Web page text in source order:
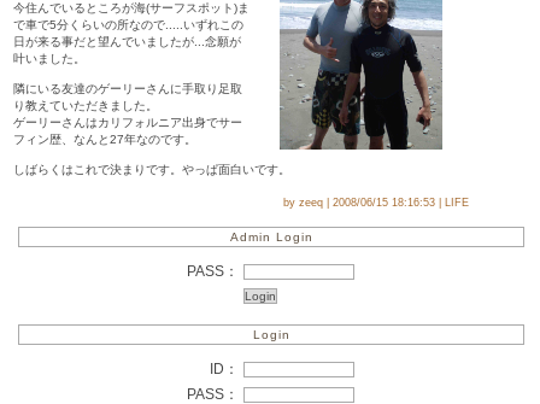
今住んでいるところが海(サーフスポット)ま
で車で5分くらいの所なので.....いずれこの
日が来る事だと望んでいましたが...念願が
叶いました。
隣にいる友達のゲーリーさんに手取り足取
り教えていただきました。
ゲーリーさんはカリフォルニア出身でサー
フィン歴、なんと27年なのです。
しばらくはこれで決まりです。やっぱ面白いです。
by zeeq | 2008/06/15 18:16:53 | LIFE
Admin Login
PASS：
Login
ID：
PASS：